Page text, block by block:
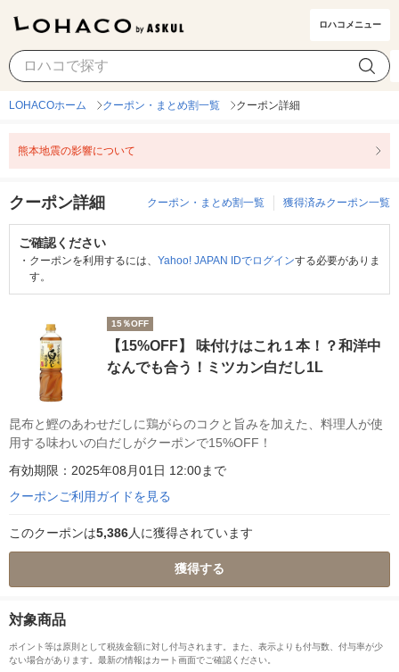
ロハコメニュー
LOHACOホーム クーポン・まとめ割一覧 クーポン詳細
熊本地震の影響について
クーポン詳細 クーポン・まとめ割一覧 獲得済みクーポン一覧
ご確認ください
・ クーポンを利用するには、 Yahoo! JAPAN IDでログインする必要がありま
す。
15％OFF
【15%OFF】 味付けはこれ１本！？和洋中
なんでも合う！ミツカン白だし1L
昆布と鰹のあわせだしに鶏がらのコクと旨みを加えた、料理人が使
用する味わいの白だしがクーポンで15%OFF！
有効期限：2025年08月01日 12:00まで
クーポンご利用ガイドを見る
このクーポンは5,386人に獲得されています
獲得する
対象商品
ポイント等は原則として税抜金額に対し付与されます。また、表示よりも付与数、付与率が少
ない場合があります。最新の情報はカート画面でご確認ください。